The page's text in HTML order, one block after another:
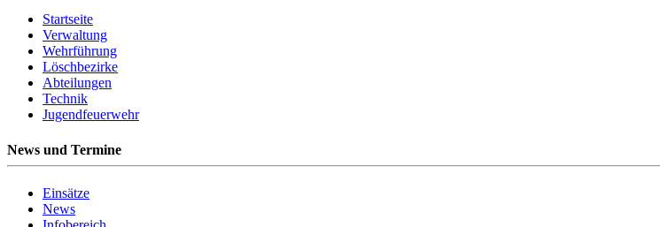
Startseite
Verwaltung
Wehrführung
Löschbezirke
Abteilungen
Technik
Jugendfeuerwehr
News und Termine
Einsätze
News